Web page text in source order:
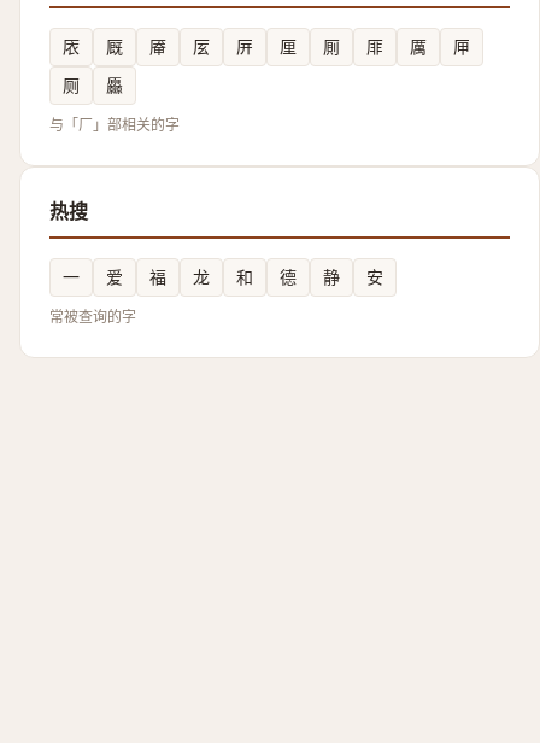
㕈 厩 厣 㕄 㕃 厘 厠 厞 厲
㕅
厕
厵
与「厂」部相关的字
热搜
一 爱 福 龙 和 德 静 安
常被查询的字